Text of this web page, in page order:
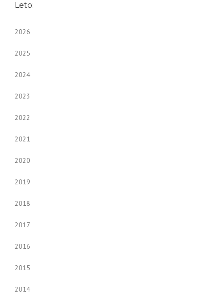
Leto:
2026
2025
2024
2023
2022
2021
2020
2019
2018
2017
2016
2015
2014